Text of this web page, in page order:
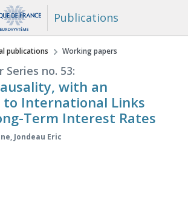
Publications
publications Working papers
Series no. 53:
with an
International Links
Term Interest Rates
, Jondeau Eric